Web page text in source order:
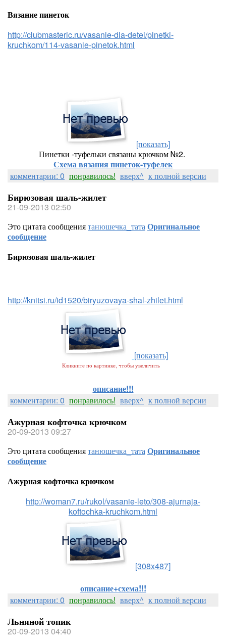
Вязание пинеток
http://clubmasteric.ru/vasanie-dla-detei/pinetki-
kruchkom/114-vasanie-pinetok.html
[показать]
Пинетки -туфельки связаны крючком №2.
Схема вязания пинеток-туфелек
комментарии: 0 понравилось! вверх^ к полной версии
Бирюзовая шаль-жилет
21-09-2013 02:50
Это цитата сообщениятанюшечка_татаОригинальное
сообщение
Бирюзовая шаль-жилет
http://knitsi.ru/id1520/biryuzovaya-shal-zhilet.html
[показать]
Кликните по картинке, чтобы увеличить
описание!!!
комментарии: 0 понравилось! вверх^ к полной версии
Ажурная кофточка крючком
20-09-2013 09:27
Это цитата сообщениятанюшечка_татаОригинальное
сообщение
Ажурная кофточка крючком
http://woman7.ru/rukol/vasanie-leto/308-ajurnaja-
koftochka-kruchkom.html
[308x487]
описание+схема!!!
комментарии: 0 понравилось! вверх^ к полной версии
Льняной топик
20-09-2013 04:40